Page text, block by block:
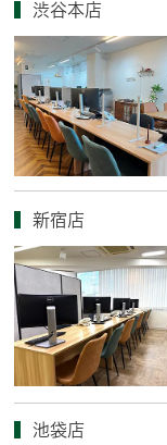
渋谷本店
新宿店
池袋店